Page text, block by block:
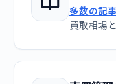
多数の記事
買取相場